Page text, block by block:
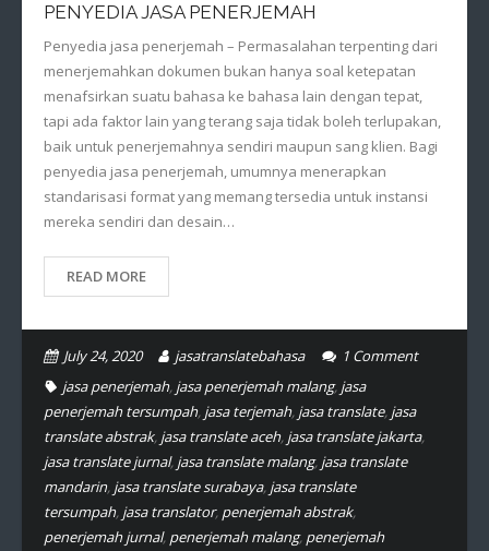
PENYEDIA JASA PENERJEMAH
Penyedia jasa penerjemah – Permasalahan terpenting dari
menerjemahkan dokumen bukan hanya soal ketepatan
menafsirkan suatu bahasa ke bahasa lain dengan tepat,
tapi ada faktor lain yang terang saja tidak boleh terlupakan,
baik untuk penerjemahnya sendiri maupun sang klien. Bagi
penyedia jasa penerjemah, umumnya menerapkan
standarisasi format yang memang tersedia untuk instansi
mereka sendiri dan desain…
READ MORE
July 24, 2020 jasatranslatebahasa 1 Comment
jasa penerjemah, jasa penerjemah malang, jasa
penerjemah tersumpah, jasa terjemah, jasa translate, jasa
translate abstrak, jasa translate aceh, jasa translate jakarta,
jasa translate jurnal, jasa translate malang, jasa translate
mandarin, jasa translate surabaya, jasa translate
tersumpah, jasa translator, penerjemah abstrak,
penerjemah jurnal, penerjemah malang, penerjemah